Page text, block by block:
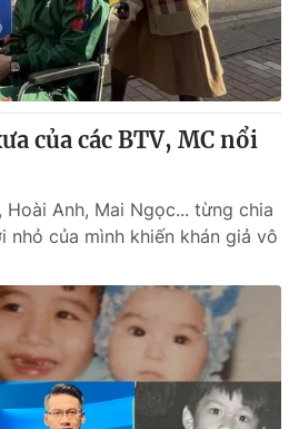
Infographic
Shorts video
VTV Thể thao
của các BTV, MC nổi
Hoài Anh, Mai Ngọc... từng chia
nhỏ của mình khiến khán giả vô